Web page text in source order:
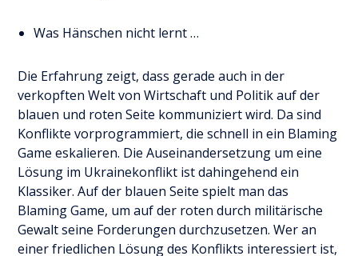
Was Hänschen nicht lernt …
Die Erfahrung zeigt, dass gerade auch in der
verkopften Welt von Wirtschaft und Politik auf der
blauen und roten Seite kommuniziert wird. Da sind
Konflikte vorprogrammiert, die schnell in ein Blaming
Game eskalieren. Die Auseinandersetzung um eine
Lösung im Ukrainekonflikt ist dahingehend ein
Klassiker. Auf der blauen Seite spielt man das
Blaming Game, um auf der roten durch militärische
Gewalt seine Forderungen durchzusetzen. Wer an
einer friedlichen Lösung des Konflikts interessiert ist,